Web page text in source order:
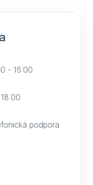
- 16:00
podpora